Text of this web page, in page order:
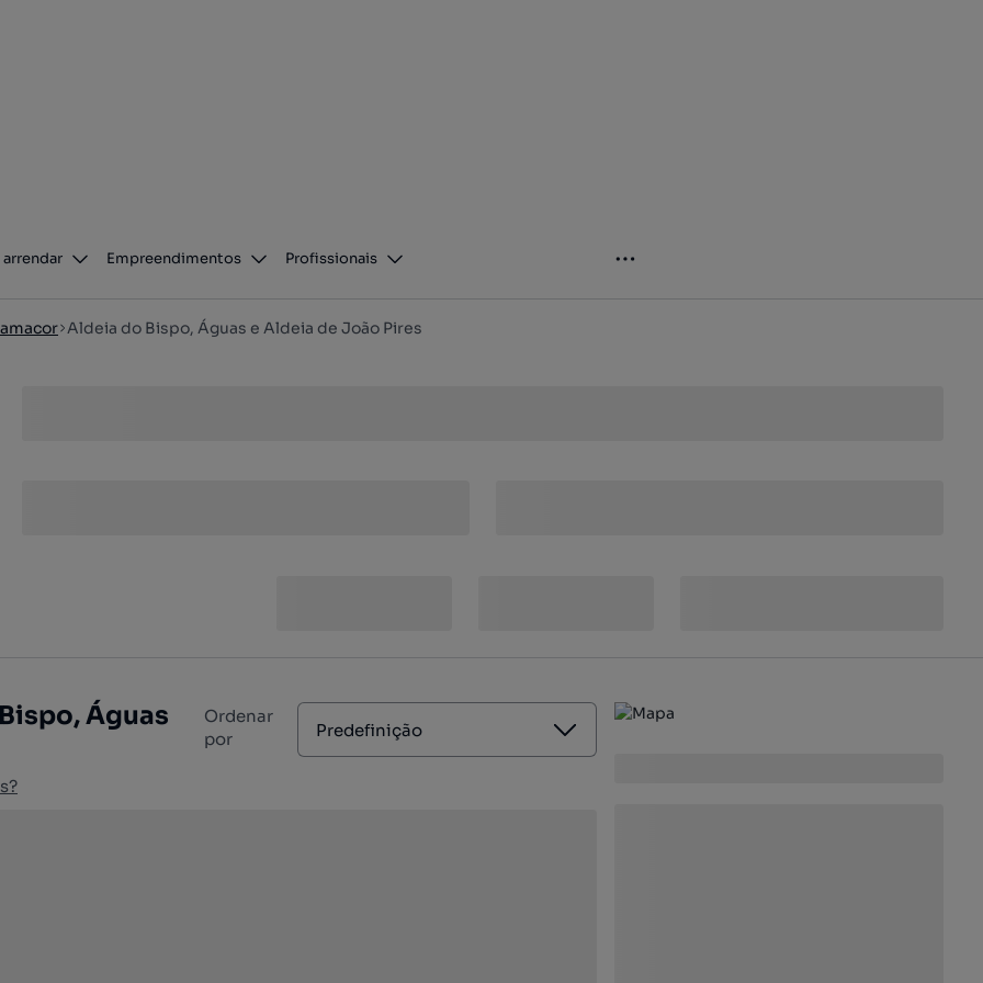
arrendar Empreendimentos Profissionais
Aldeia do Bispo, Águas e Aldeia de João Pires
Águas
Ordenar
por
Predefinição